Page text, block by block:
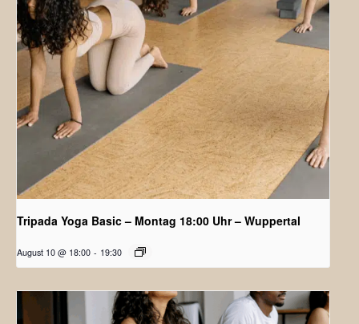
Tripada Yoga Basic – Montag 18:00 Uhr – Wuppertal
August 10 @ 18:00 - 19:30